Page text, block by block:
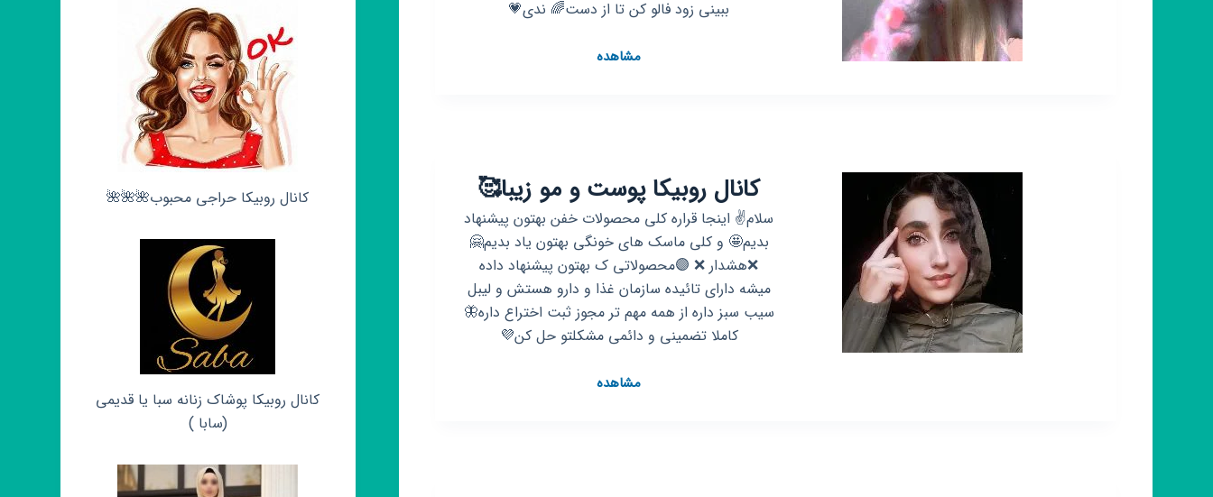
ببینی زود فالو کن تا از دست🌈 ندی💗
مشاهدهکانال
💚
کانال روبیکا پوست و مو زیبا🥰
سلام✌ اینجا قراره کلی محصولات خفن بهتون پیشنهاد
بدیم🤩 و کلی ماسک های خونگی بهتون یاد بدیم🤗
❌هشدار ❌ 🟣محصولاتی ک بهتون پیشنهاد داده
میشه دارای تائیده سازمان غذا و دارو هستش و لیبل
سیب سبز داره از همه مهم تر مجوز ثبت اختراع داره🦋
کاملا تضمینی و دائمی مشکلتو حل کن💜
مشاهدهکانال
کانال روبیکا حراجی محبوب🌺🌺🌺
کانال روبیکا پوشاک زنانه سبا یا قدیمی
(سابا )